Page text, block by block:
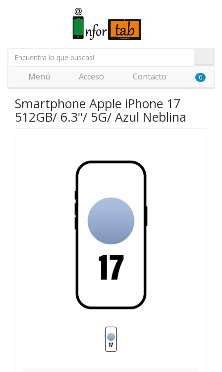
Menú Acceso Contacto 0
Smartphone Apple iPhone 17
512GB/ 6.3"/ 5G/ Azul Neblina